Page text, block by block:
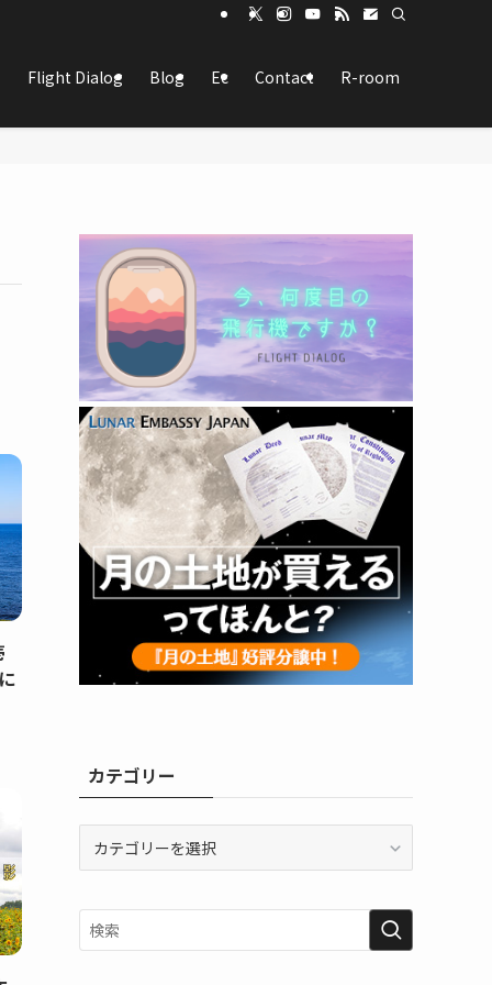
Flight Dialog Blog Ec Contact R-room
カテゴリー
リ
ー